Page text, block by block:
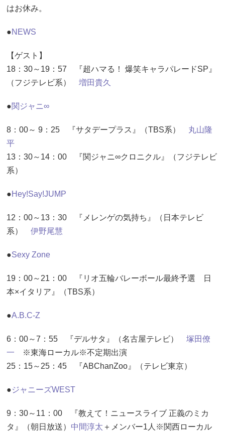
はお休み。
●NEWS
【ゲスト】
18：30～19：57 『超ハマる！ 爆笑キャラパレードSP』
（フジテレビ系） 増田貴久
●関ジャニ∞
8：00～ 9：25 『サタデープラス』（TBS系） 丸山隆
平
13：30～14：00 『関ジャニ∞クロニクル』（フジテレビ
系）
●Hey!Say!JUMP
12：00～13：30 『メレンゲの気持ち』（日本テレビ
系） 伊野尾慧
●Sexy Zone
19：00～21：00 『リオ五輪バレーボール最終予選 日
本×イタリア』（TBS系）
●A.B.C-Z
6：00～7：55 『デルサタ』（名古屋テレビ） 塚田僚
一 ※東海ローカル※不定期出演
25：15～25：45 『ABChanZoo』（テレビ東京）
●ジャニーズWEST
9：30～11：00 『教えて！ニュースライブ 正義のミカ
タ』（朝日放送） 中間淳太 ＋メンバー1人※関西ローカル